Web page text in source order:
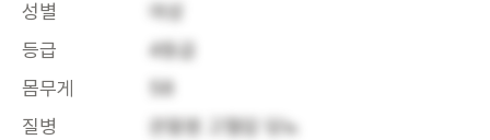
성별
여성
등급
4등급
몸무게
58
질병
관절염 고혈압 당뇨